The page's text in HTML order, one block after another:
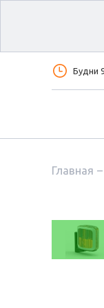
Будни
Главная